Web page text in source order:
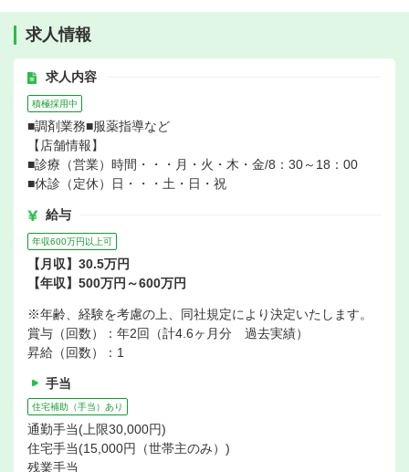
求人情報
求人内容
積極採用中
■調剤業務■服薬指導など
【店舗情報】
■診療（営業）時間・・・月・火・木・金/8：30～18：00
■休診（定休）日・・・土・日・祝
給与
年収600万円以上可
【月収】30.5万円
【年収】500万円～600万円
※年齢、経験を考慮の上、同社規定により決定いたします。
賞与（回数）：年2回（計4.6ヶ月分 過去実績）
昇給（回数）：1
手当
住宅補助（手当）あり
通勤手当(上限30,000円)
住宅手当(15,000円（世帯主のみ）)
残業手当